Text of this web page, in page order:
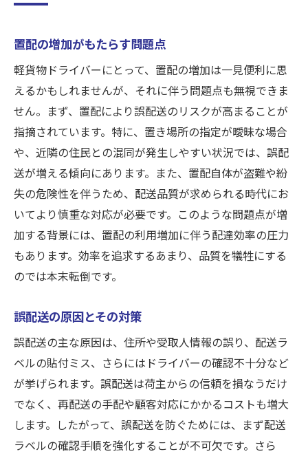
置配の増加がもたらす問題点
軽貨物ドライバーにとって、置配の増加は一見便利に思
えるかもしれませんが、それに伴う問題点も無視できま
せん。まず、置配により誤配送のリスクが高まることが
指摘されています。特に、置き場所の指定が曖昧な場合
や、近隣の住民との混同が発生しやすい状況では、誤配
送が増える傾向にあります。また、置配自体が盗難や紛
失の危険性を伴うため、配送品質が求められる時代にお
いてより慎重な対応が必要です。このような問題点が増
加する背景には、置配の利用増加に伴う配達効率の圧力
もあります。効率を追求するあまり、品質を犠牲にする
のでは本末転倒です。
誤配送の原因とその対策
誤配送の主な原因は、住所や受取人情報の誤り、配送ラ
ベルの貼付ミス、さらにはドライバーの確認不十分など
が挙げられます。誤配送は荷主からの信頼を損なうだけ
でなく、再配送の手配や顧客対応にかかるコストも増大
します。したがって、誤配送を防ぐためには、まず配送
ラベルの確認手順を強化することが不可欠です。さら